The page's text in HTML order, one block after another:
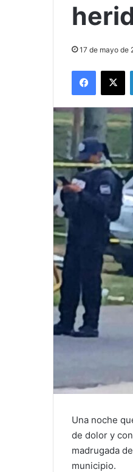
17 de mayo de
Facebook
X
Una noche
de dolor y
madrugada
municipio.